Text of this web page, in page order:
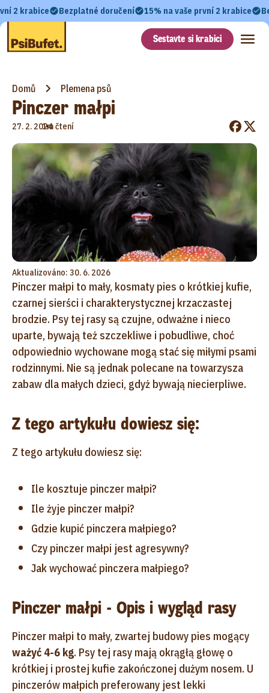
2 krabice Bezplatné doručení 15% na vaše první 2 krabice
Sestavte si krabici
Domů Plemena psů
Pinczer małpi
27. 2. 2024
•
1m čtení
Aktualizováno: 30. 6. 2026
Pinczer małpi to mały, kosmaty pies o krótkiej kufie,
czarnej sierści i charakterystycznej krzaczastej
brodzie. Psy tej rasy są czujne, odważne i nieco
uparte, bywają też szczekliwe i pobudliwe, choć
odpowiednio wychowane mogą stać się miłymi psami
rodzinnymi. Nie są jednak polecane na towarzysza
zabaw dla małych dzieci, gdyż bywają niecierpliwe.
Z tego artykułu dowiesz się:
Z tego artykułu dowiesz się:
Ile kosztuje pinczer małpi?
Ile żyje pinczer małpi?
Gdzie kupić pinczera małpiego?
Czy pinczer małpi jest agresywny?
Jak wychować pinczera małpiego?
Pinczer małpi - Opis i wygląd rasy
Pinczer małpi to mały, zwartej budowy pies mogący
ważyć 4-6 kg. Psy tej rasy mają okrągłą głowę o
krótkiej i prostej kufie zakończonej dużym nosem. U
pinczerów małpich preferowany jest lekki